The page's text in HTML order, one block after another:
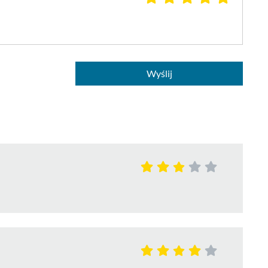
Wyślij